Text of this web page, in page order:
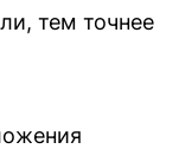
тем точнее